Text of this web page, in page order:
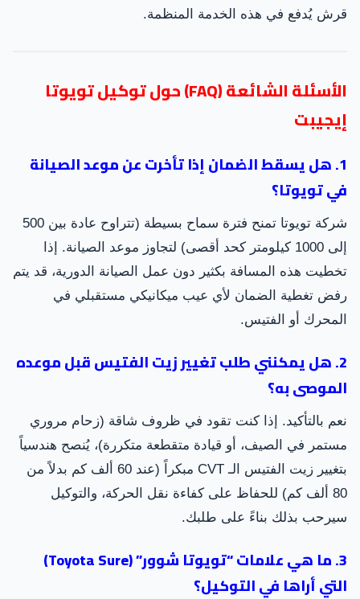
قرش يُدفع في هذه الخدمة المنظمة.
الأسئلة الشائعة (FAQ) حول توكيل تويوتا
إيجيبت
1. هل يسقط الضمان إذا تأخرت عن موعد الصيانة
في تويوتا؟
شركة تويوتا تمنح فترة سماح بسيطة (تتراوح عادة بين 500
إلى 1000 كيلومتر كحد أقصى) لتجاوز موعد الصيانة. إذا
تخطيت هذه المسافة بكثير دون عمل الصيانة الدورية، قد يتم
رفض تغطية الضمان لأي عيب ميكانيكي مستقبلي في
المحرك أو الفتيس.
2. هل يمكنني طلب تغيير زيت الفتيس قبل موعده
الموصى به؟
نعم بالتأكيد. إذا كنت تقود في ظروف شاقة (زحام مروري
مستمر في الصيف، أو قيادة متقطعة متكررة)، يُنصح هندسياً
بتغيير زيت الفتيس الـ CVT مبكراً (عند 60 ألف كم بدلاً من
80 ألف كم) للحفاظ على كفاءة نقل الحركة، والتوكيل
سيرحب بذلك بناءً على طلبك.
3. ما هي علامات “تويوتا شوور” (Toyota Sure)
التي أراها في التوكيل؟